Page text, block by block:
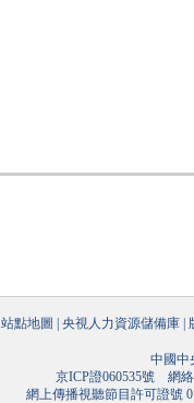
站點地圖 央視人力資源儲備庫
中國中
京ICP證060535號網絡
網上傳播視聽節目許可證號